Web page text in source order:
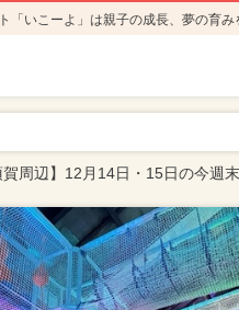
「いこーよ」は親子の成長、夢の育み
賀周辺】12月14日・15日の今週